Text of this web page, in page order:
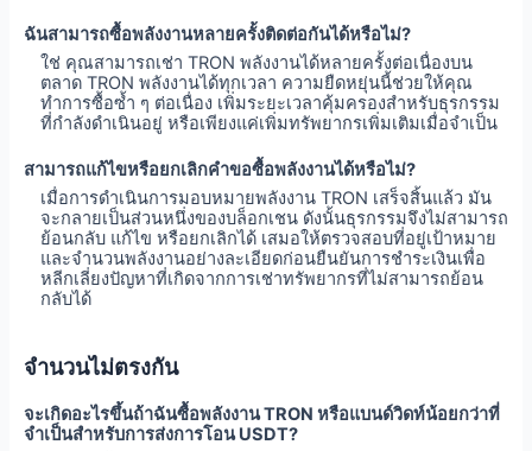
ฉันสามารถซื้อพลังงานหลายครั้งติดต่อกันได้หรือไม่?
ใช่ คุณสามารถเช่า TRON พลังงานได้หลายครั้งต่อเนื่องบน
ตลาด TRON พลังงานได้ทุกเวลา ความยืดหยุ่นนี้ช่วยให้คุณ
ทำการซื้อซ้ำ ๆ ต่อเนื่อง เพิ่มระยะเวลาคุ้มครองสำหรับธุรกรรม
ที่กำลังดำเนินอยู่ หรือเพียงแค่เพิ่มทรัพยากรเพิ่มเติมเมื่อจำเป็น
สามารถแก้ไขหรือยกเลิกคำขอซื้อพลังงานได้หรือไม่?
เมื่อการดำเนินการมอบหมายพลังงาน TRON เสร็จสิ้นแล้ว มัน
จะกลายเป็นส่วนหนึ่งของบล็อกเชน ดังนั้นธุรกรรมจึงไม่สามารถ
ย้อนกลับ แก้ไข หรือยกเลิกได้ เสมอให้ตรวจสอบที่อยู่เป้าหมาย
และจำนวนพลังงานอย่างละเอียดก่อนยืนยันการชำระเงินเพื่อ
หลีกเลี่ยงปัญหาที่เกิดจากการเช่าทรัพยากรที่ไม่สามารถย้อน
กลับได้
จำนวนไม่ตรงกัน
จะเกิดอะไรขึ้นถ้าฉันซื้อพลังงาน TRON หรือแบนด์วิดท์น้อยกว่าที่
จำเป็นสำหรับการส่งการโอน USDT?